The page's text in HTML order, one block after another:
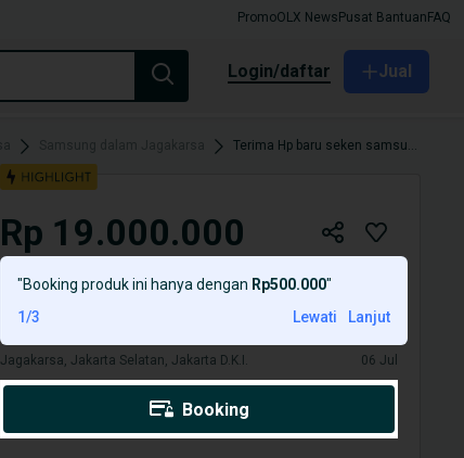
PromoOLX News Pusat Bantuan FAQ
login/daftar Jual
Terima Hp baru seken samsung fold 7 6 berikut tipe lain samsung ya cod
Rp 19.000.000
Terima Hp baru seken samsung fold 7 6 berikut tipe
Jagakarsa, Jakarta Selatan, Jakarta D.K.I. 06 Jul
"Booking produk ini hanya dengan Rp500.000"
1/3 Lewati Lanjut
Booking